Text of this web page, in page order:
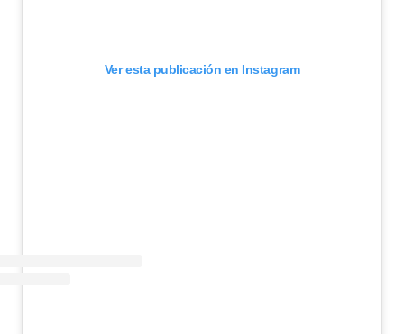
Ver esta publicación en Instagram